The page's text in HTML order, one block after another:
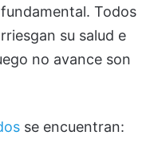
Todos
su salud e
no avance son
se encuentran: